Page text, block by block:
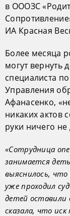
в ОООЗС
ИА Красная
Более месяца
могут вернуть
специалиста
Управления
Афанасенко,
никаких актов
руки ничего не
«Сотрудница
занимается
выяснилось, что
уже проходил
детей оставили
сказала, что